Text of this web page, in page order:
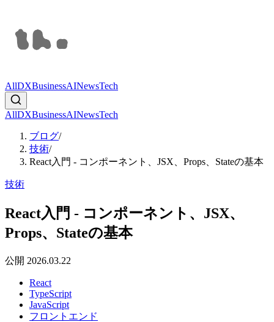
AllDXBusinessAINewsTech
AllDXBusinessAINewsTech
ブログ/
技術/
React入門 - コンポーネント、JSX、Props、Stateの基本
技術
React入門 - コンポーネント、JSX、
Props、Stateの基本
公開 2026.03.22
React
TypeScript
JavaScript
フロントエンド